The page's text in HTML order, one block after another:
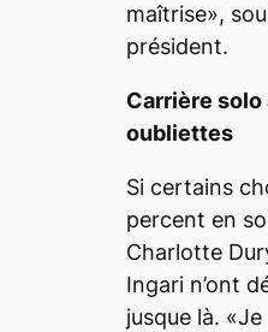
maîtrise»,
président.
Carrière solo
oubliettes
Si certains
percent en
Charlotte
Ingari n’ont
jusque là.